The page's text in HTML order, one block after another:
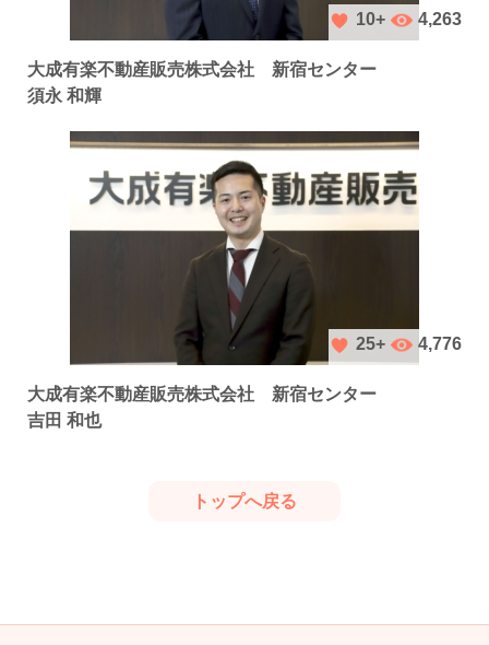
10+ 4,263
大成有楽不動産販売株式会社 新宿センター
須永 和輝
25+ 4,776
大成有楽不動産販売株式会社 新宿センター
吉田 和也
トップへ戻る